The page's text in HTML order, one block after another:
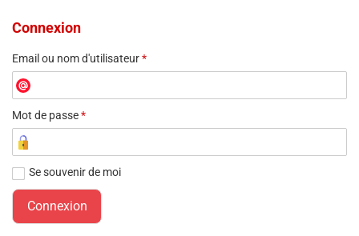
Connexion
Email ou nom d'utilisateur*
Mot de passe*
Se souvenir de moi